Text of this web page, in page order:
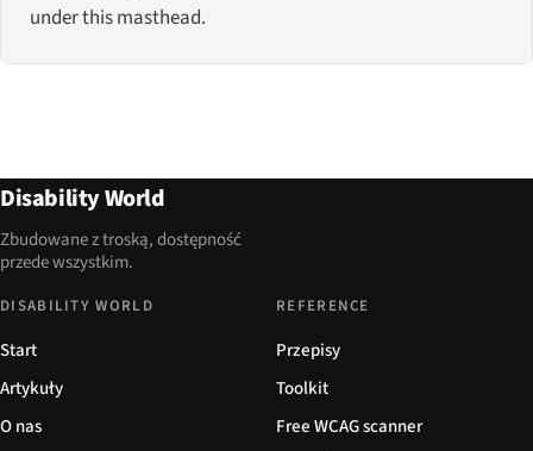
under this masthead.
Disability World
Zbudowane z troską, dostępność
przede wszystkim.
DISABILITY WORLD
Start
Artykuły
O nas
REFERENCE
Przepisy
Toolkit
Free WCAG scanner